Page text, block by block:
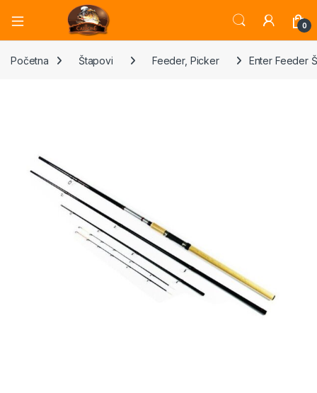
Open 0
Početna Štapovi Feeder, Picker Enter Feeder